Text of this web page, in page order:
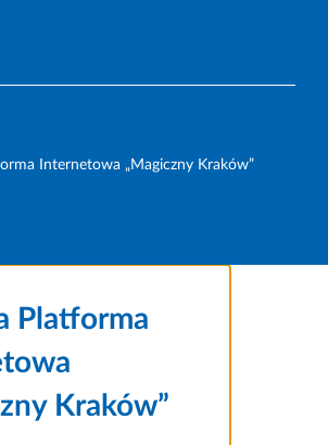
Internetowa „Magiczny Kraków”
Platforma
Kraków”